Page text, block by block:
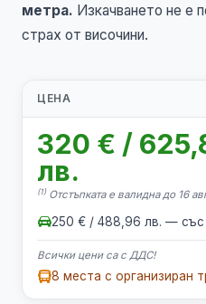
метра. Изкачването не е
страх от височини.
ЦЕНА
320 € /
лв.
(1)Отстъпката е валидна до 16
250 € / 488,96 лв. — със
Всички цени са с ДДС!
8 места с организиран